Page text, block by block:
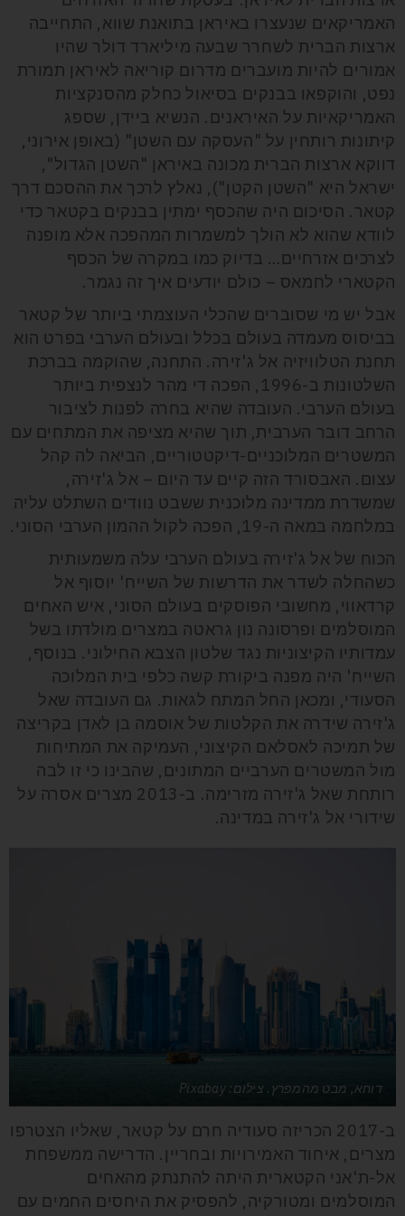
האמריקאים שנעצרו באיראן בתואנת שווא, התחייבה
ארצות הברית לשחרר שבעה מיליארד דולר שהיו
אמורים להיות מועברים מדרום קוריאה לאיראן תמורת
נפט, והוקפאו בבנקים בסיאול כחלק מהסנקציות
האמריקאיות על האיראנים. הנשיא ביידן, שספג
קיתונות רותחין על "העסקה עם השטן" (באופן אירוני,
דווקא ארצות הברית מכונה באיראן "השטן הגדול",
ישראל היא "השטן הקטן"), נאלץ לרכך את ההסכם דרך
קטאר. הסיכום היה שהכסף ימתין בבנקים בקטאר כדי
לוודא שהוא לא הולך למשמרות המהפכה אלא מופנה
לצרכים אזרחיים… בדיוק כמו במקרה של הכסף
הקטארי לחמאס – כולם יודעים איך זה נגמר.
אבל יש מי שסוברים שהכלי העוצמתי ביותר של קטאר
בביסוס מעמדה בעולם בכלל ובעולם הערבי בפרט הוא
תחנת הטלוויזיה אל ג'זירה. התחנה, שהוקמה בברכת
השלטונות ב-1996, הפכה די מהר לנצפית ביותר
בעולם הערבי. העובדה שהיא בחרה לפנות לציבור
הרחב דובר הערבית, תוך שהיא מציפה את המתחים עם
המשטרים המלוכניים-דיקטטוריים, הביאה לה קהל
עצום. האבסורד הזה קיים עד היום – אל ג'זירה,
שמשדרת ממדינה מלוכנית ששבט נוודים השתלט עליה
במלחמה במאה ה-19, הפכה לקול ההמון הערבי הסוני.
הכוח של אל ג'זירה בעולם הערבי עלה משמעותית
כשהחלה לשדר את הדרשות של השייח' יוסוף אל
קרדאווי, מחשובי הפוסקים בעולם הסוני, איש האחים
המוסלמים ופרסונה נון גראטה במצרים מולדתו בשל
עמדותיו הקיצוניות נגד שלטון הצבא החילוני. בנוסף,
השייח' היה מפנה ביקורת קשה כלפי בית המלוכה
הסעודי, ומכאן החל המתח לגאות. גם העובדה שאל
ג'זירה שידרה את הקלטות של אוסמה בן לאדן בקריצה
של תמיכה לאסלאם הקיצוני, העמיקה את המתיחות
מול המשטרים הערביים המתונים, שהבינו כי זו לבה
רותחת שאל ג'זירה מזרימה. ב-2013 מצרים אסרה על
שידורי אל ג'זירה במדינה.
דוחא, מבט מהמפרץ. צילום: Pixabay
ב-2017 הכריזה סעודיה חרם על קטאר, שאליו הצטרפו
מצרים, איחוד האמירויות ובחריין. הדרישה ממשפחת
אל-ת'אני הקטארית היתה להתנתק מהאחים
המוסלמים ומטורקיה, להפסיק את היחסים החמים עם